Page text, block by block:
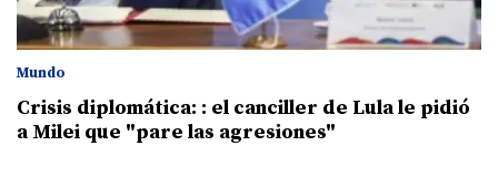
Mundo
Crisis diplomática: : el canciller de Lula le pidió
a Milei que "pare las agresiones"